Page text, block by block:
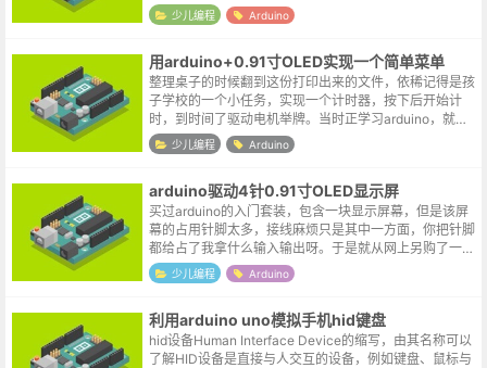
少儿编程 Arduino
用arduino+0.91寸OLED实现一个简单菜单
整理桌子的时候翻到这份打印出来的文件，依稀记得是孩
子学校的一个小任务，实现一个计时器，按下后开始计
时，到时间了驱动电机举牌。当时正学习arduino，就尝
试用arduino配合0.91寸OLED实现了一个粗糙的模型，增
加了一个简单菜单...
少儿编程 Arduino
arduino驱动4针0.91寸OLED显示屏
买过arduino的入门套装，包含一块显示屏幕，但是该屏
幕的占用针脚太多，接线麻烦只是其中一方面，你把针脚
都给占了我拿什么输入输出呀。于是就从网上另购了一块
4针的0.91寸的oled显示屏，赶上活动价实付5元还给包
邮，就象脱口秀里说的...
少儿编程 Arduino
利用arduino uno模拟手机hid键盘
hid设备Human Interface Device的缩写，由其名称可以
了解HID设备是直接与人交互的设备，例如键盘、鼠标与